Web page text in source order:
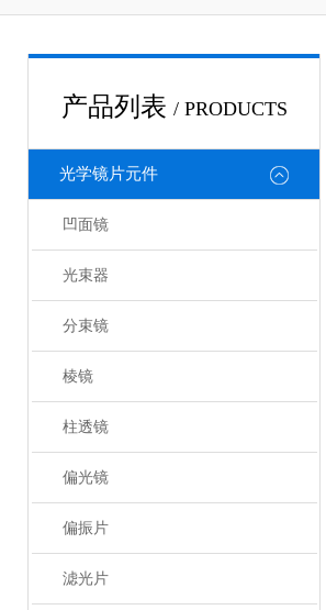
产品列表 / PRODUCTS
光学镜片元件
凹面镜
光束器
分束镜
棱镜
柱透镜
偏光镜
偏振片
滤光片